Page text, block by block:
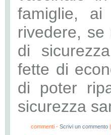
famiglie,
rivedere, se
di
fette di
di poter
sicurezza
commenti - Scrivi un commento |